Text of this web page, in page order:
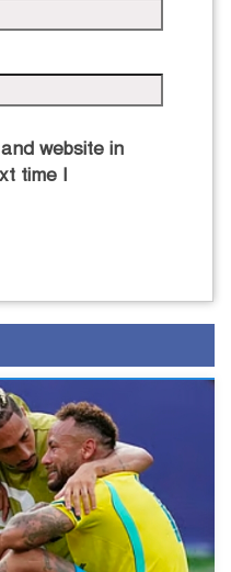
website in
time I